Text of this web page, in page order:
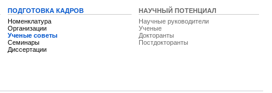
ПОДГОТОВКА КАДРОВ
Номенклатура
Организации
Ученые советы
Семинары
Диссертации
НАУЧНЫЙ ПОТЕНЦИАЛ
Научные руководители
Ученые
Докторанты
Постдокторанты